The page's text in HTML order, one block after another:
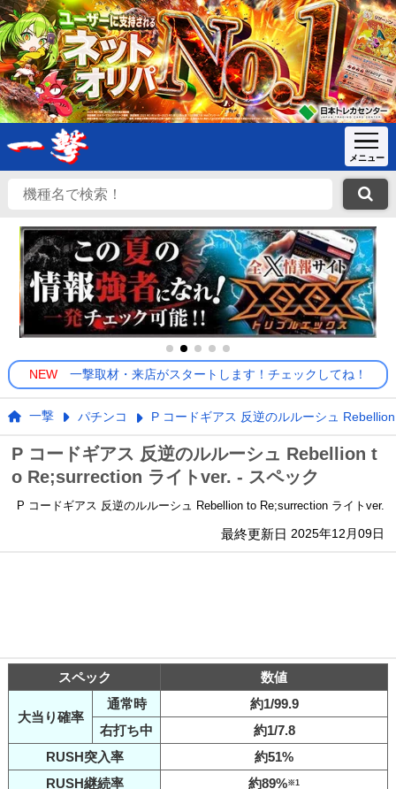
NEW 一撃取材・来店がスタートします！チェックしてね！
一撃 パチンコ P コードギアス 反逆のルルーシュ
P コードギアス 反逆のルルーシュ Rebellion t
o Re;surrection ライトver. - スペック
P コードギアス 反逆のルルーシュ Rebellion to Re;surrection ライトver.
最終更新日 2025年12月09日
スペック 数値
大当り確率
通常時
約1/99.9
右打ち中
約1/7.8
RUSH突入率
約51%
RUSH継続率
約89%※1